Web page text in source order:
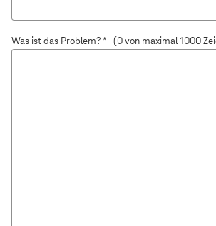
K
u
Was ist das Problem? * (0 von maximal 1000